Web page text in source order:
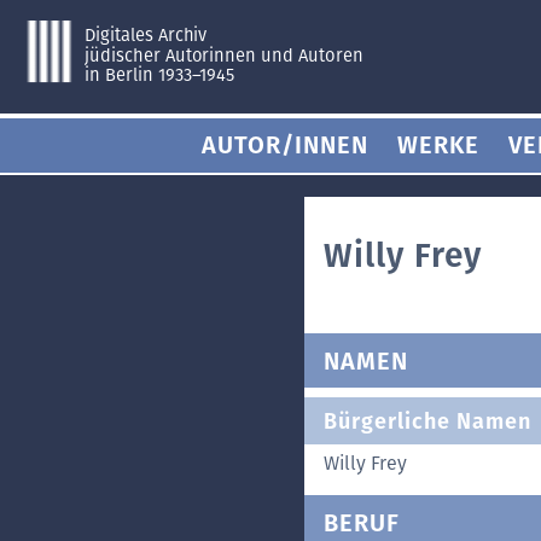
Digitales Archiv
jüdischer Autorinnen und Autoren
in Berlin 1933–1945
AUTOR/INNEN WERKE
Willy Frey
NAMEN
Bürgerliche Namen
Willy Frey
BERUF